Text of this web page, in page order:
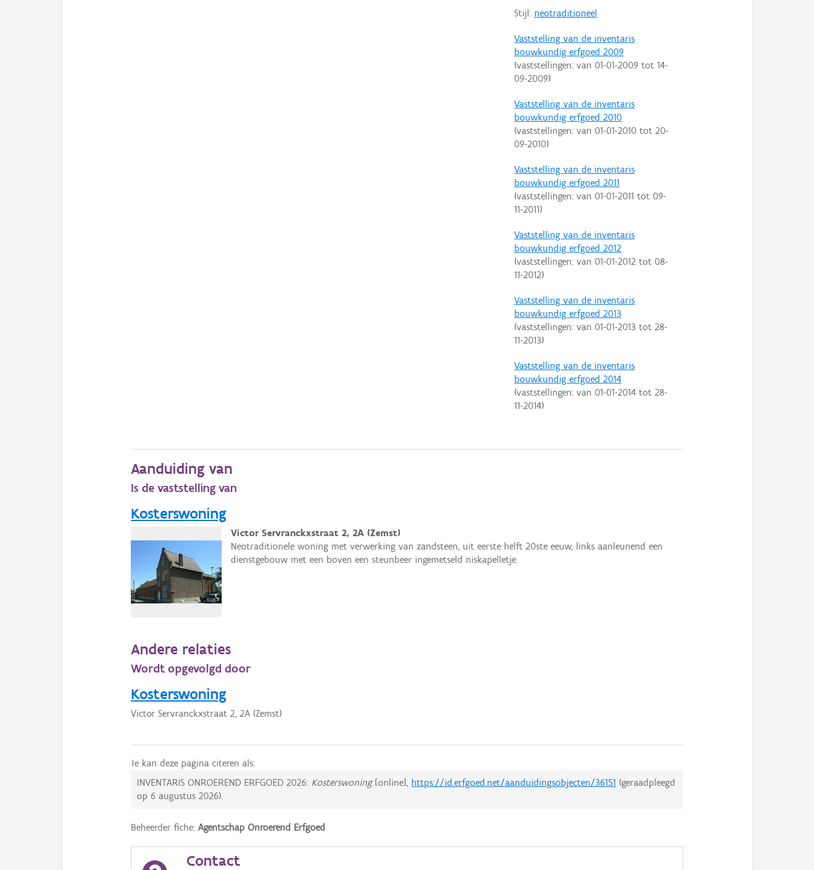
Stijl: neotraditioneel
Vaststelling van de inventaris
bouwkundig erfgoed 2009
(vaststellingen: van 01-01-2009 tot 14-
09-2009)
Vaststelling van de inventaris
bouwkundig erfgoed 2010
(vaststellingen: van 01-01-2010 tot 20-
09-2010)
Vaststelling van de inventaris
bouwkundig erfgoed 2011
(vaststellingen: van 01-01-2011 tot 09-
11-2011)
Vaststelling van de inventaris
bouwkundig erfgoed 2012
(vaststellingen: van 01-01-2012tot 08-
11-2012)
Vaststelling van de inventaris
bouwkundig erfgoed 2013
(vaststellingen: van 01-01-2013 tot 28-
11-2013)
Vaststelling van de inventaris
bouwkundig erfgoed 2014
(vaststellingen: van 01-01-2014tot 28-
11-2014)
Aanduiding van
Is de vaststelling van
Kosterswoning
Victor Servranckxstraat 2, 2A (Zemst)
Neotraditionele woning met verwerking van zandsteen, uit eerste helft 20ste eeuw, links aanleunend een
dienstgebouw met een boven een steunbeer ingemetseld niskapelletje.
Andere relaties
Wordt opgevolgd door
Kosterswoning
Victor Servranckxstraat 2, 2A (Zemst)
Je kan deze pagina citeren als:
INVENTARIS ONROEREND ERFGOED 2026: Kosterswoning[online], https://id.erfgoed.net/aanduidingsobjecten/36151 (geraadpleegd
op6 augustus 2026).
Beheerder fiche:Agentschap Onroerend Erfgoed
Contact